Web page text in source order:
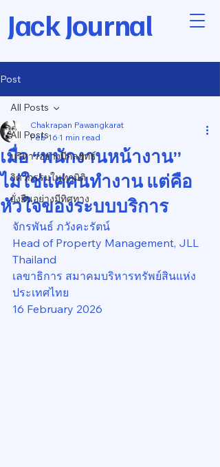
Jack Journal
Post
All Posts
บริหารอย่างมีกลยุทธ์
วิศวกรรมในทุกมิติ
ยั่งยืนอย่างมีทิศทาง
All Posts
เมื่อ “พนักงานหน้างาน”
ไม่ใช่แค่คนทำงาน แต่คือ
หัวใจของระบบบริการ
Chakrapan Pawangkarat
Feb 16 1 min read
จักรพันธ์ ภวังคะรัตน์
Head of Property Management, JLL
Thailand
เลขาธิการ สมาคมบริหารทรัพย์สินแห่ง
ประเทศไทย
16 February 2026